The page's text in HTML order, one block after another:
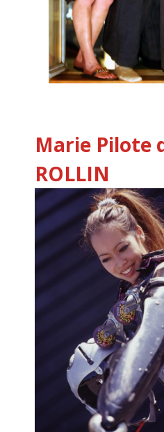
Marie Pilote
ROLLIN